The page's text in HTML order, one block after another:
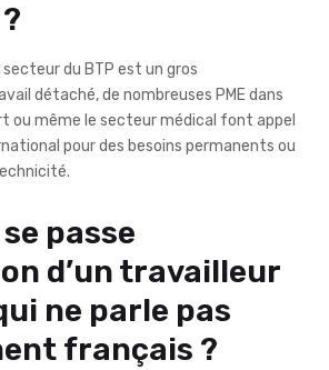
du BTP est un gros
détaché, de nombreuses PME dans
ou même le secteur médical font appel
pour des besoins permanents ou
passe
d’un travailleur
ne parle pas
français ?